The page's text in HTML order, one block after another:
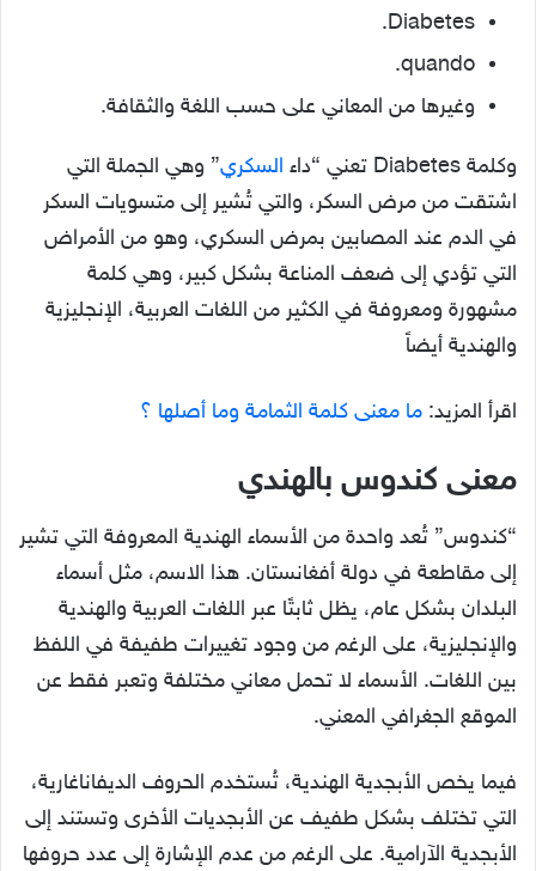
Diabetes.
quando.
وغيرها من المعاني على حسب اللغة والثقافة.
وكلمة Diabetes تعني “داء السكري” وهي الجملة التي
اشتقت من مرض السكر، والتي تُشير إلى متسويات السكر
في الدم عند المصابين بمرض السكري، وهو من الأمراض
التي تؤدي إلى ضعف المناعة بشكل كبير، وهي كلمة
مشهورة ومعروفة في الكثير من اللغات العربية، الإنجليزية
والهندية أيضاً
اقرأ المزيد: ما معنى كلمة الثمامة وما أصلها ؟
معنى كندوس بالهندي
“كندوس” تُعد واحدة من الأسماء الهندية المعروفة التي تشير
إلى مقاطعة في دولة أفغانستان. هذا الاسم، مثل أسماء
البلدان بشكل عام، يظل ثابتًا عبر اللغات العربية والهندية
والإنجليزية، على الرغم من وجود تغييرات طفيفة في اللفظ
بين اللغات. الأسماء لا تحمل معاني مختلفة وتعبر فقط عن
الموقع الجغرافي المعني.
فيما يخص الأبجدية الهندية، تُستخدم الحروف الديفاناغارية،
التي تختلف بشكل طفيف عن الأبجديات الأخرى وتستند إلى
الأبجدية الآرامية. على الرغم من عدم الإشارة إلى عدد حروفها